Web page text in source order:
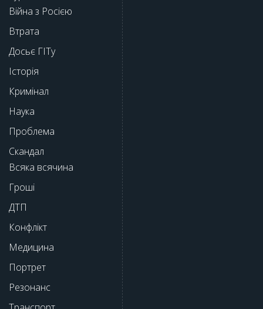
Війна з Росією
Втрата
Досьє ГІТу
Історія
Кримінал
Наука
Проблема
Скандал
Всяка всячина
Гроші
ДТП
Конфлікт
Медицина
Портрет
Резонанс